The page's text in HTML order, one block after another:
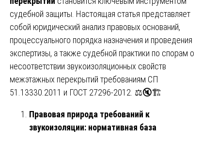
судебной защиты. Настоящая статья представляет
собой юридический анализ правовых оснований,
процессуального порядка назначения и проведения
экспертизы, а также судебной практики по спорам о
несоответствии звукоизоляционных свойств
межэтажных перекрытий требованиям СП
51.13330.2011 и ГОСТ 27296-2012. ⚖️🔇🏗️
Правовая природа требований к
звукоизоляции: нормативная база